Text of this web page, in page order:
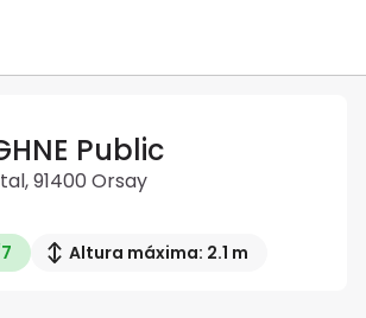
Public
91400 Orsay
Altura máxima: 2.1 m